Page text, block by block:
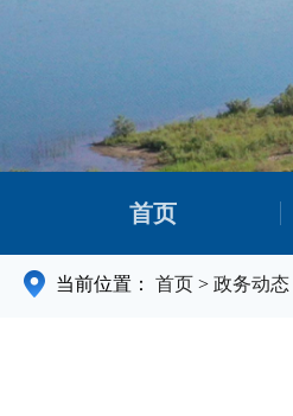
首页
当前位置： 首页 > 政务动态